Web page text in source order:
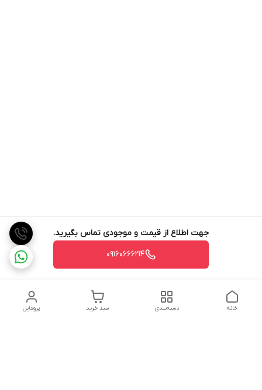
جهت اطلاع از قیمت و موجودی تماس بگیرید.
09160666214
پروفایل سبد خرید دسته‌بندی خانه